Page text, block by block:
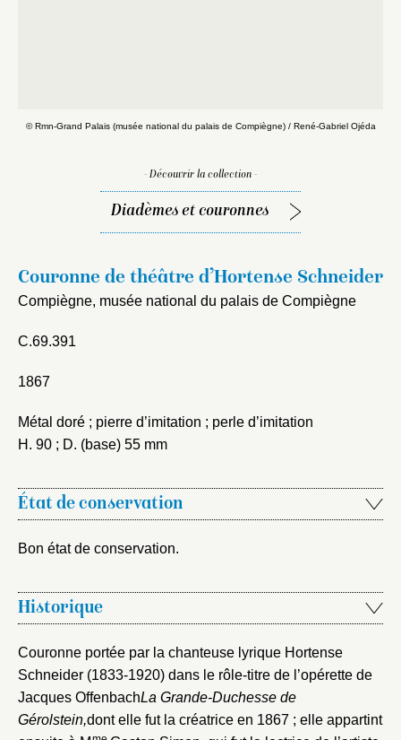
© Rmn-Grand Palais (musée national du palais de Compiègne) / René-Gabriel Ojéda
- Découvrir la collection -
Diadèmes et couronnes
Couronne de théâtre d’Hortense Schneider
Compiègne, musée national du palais de Compiègne
C.69.391
1867
Métal doré ; pierre d’imitation ; perle d’imitation
H. 90 ; D. (base) 55 mm
État de conservation
Bon état de conservation.
Historique
Couronne portée par la chanteuse lyrique Hortense
Schneider (1833-1920) dans le rôle-titre de l’opérette de
Jacques OffenbachLa Grande-Duchesse de
Gérolstein,dont elle fut la créatrice en 1867 ; elle appartint
notice
Nom du dossier
Connexion
Courriel